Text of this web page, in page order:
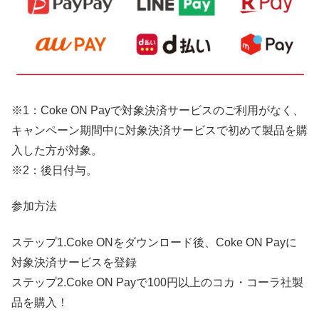
※1：Coke ON Payで対象決済サービスのご利用がなく、
キャンペーン期間中に対象決済サービスで初めて製品を購
入した方が対象。
※2：後日付与。
参加方法
ステップ1.Coke ONをダウンロード後、Coke ON Payに
対象決済サービスを登録
ステップ2.Coke ON Payで100円以上のコカ・コーラ社製
品を購入！